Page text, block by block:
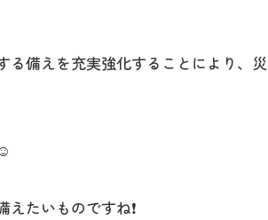
る備えを充実強化することにより、災
たいものですね❗️